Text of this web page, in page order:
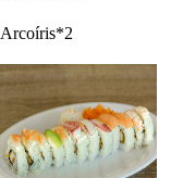
Arcoíris*2